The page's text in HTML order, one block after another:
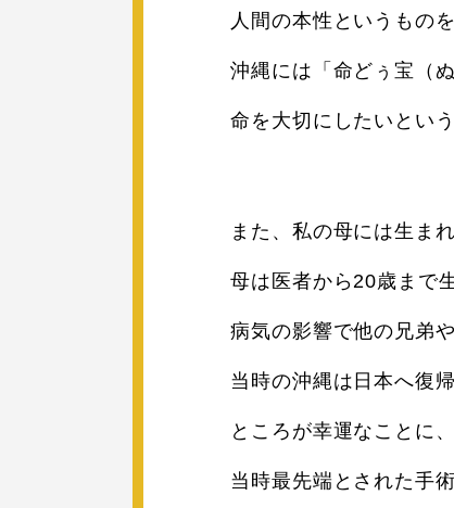
人間の本性というもの
沖縄には「命どぅ宝（
命を大切にしたいとい
また、私の母には生ま
母は医者から20歳まで
病気の影響で他の兄弟
当時の沖縄は日本へ復
ところが幸運なことに
当時最先端とされた手